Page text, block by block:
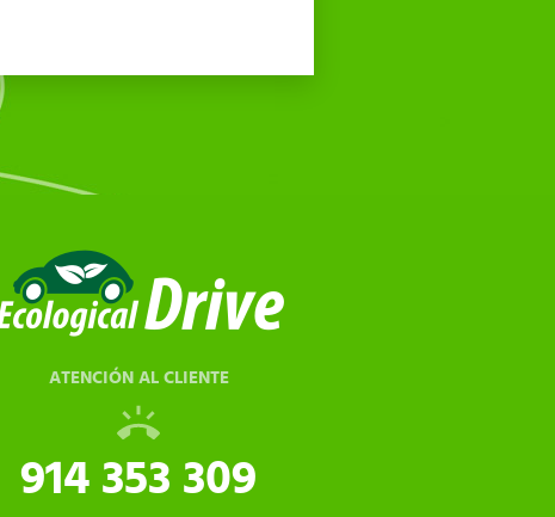
ATENCIÓN AL CLIENTE
914 353 309